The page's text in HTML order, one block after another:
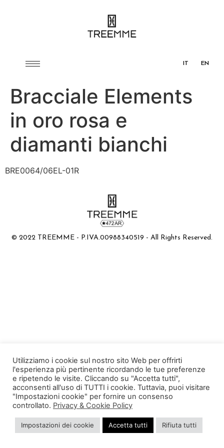
IT EN
Bracciale Elements
in oro rosa e
diamanti bianchi
BRE0064/06EL-01R
© 2022 TREEMME - P.IVA.00988340519 - All Rights Reserved.
Utilizziamo i cookie sul nostro sito Web per offrirti
l'esperienza più pertinente ricordando le tue preferenze
e ripetendo le visite. Cliccando su "Accetta tutti",
acconsenti all'uso di TUTTI i cookie. Tuttavia, puoi visitare
"Impostazioni cookie" per fornire un consenso
controllato. Privacy & Cookie Policy
Impostazioni dei cookie Accetta tutti Rifiuta tutti